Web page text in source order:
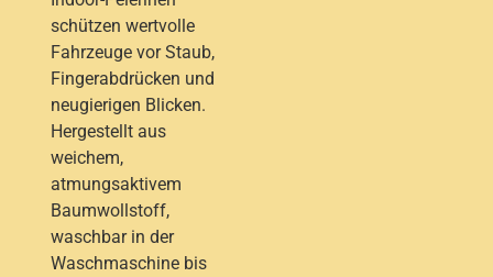
schützen wertvolle
Fahrzeuge vor Staub,
Fingerabdrücken und
neugierigen Blicken.
Hergestellt aus
weichem,
atmungsaktivem
Baumwollstoff,
waschbar in der
Waschmaschine bis